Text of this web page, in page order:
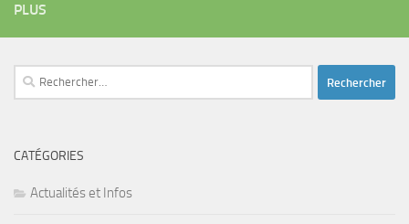
PLUS
Rechercher :
CATÉGORIES
Actualités et Infos